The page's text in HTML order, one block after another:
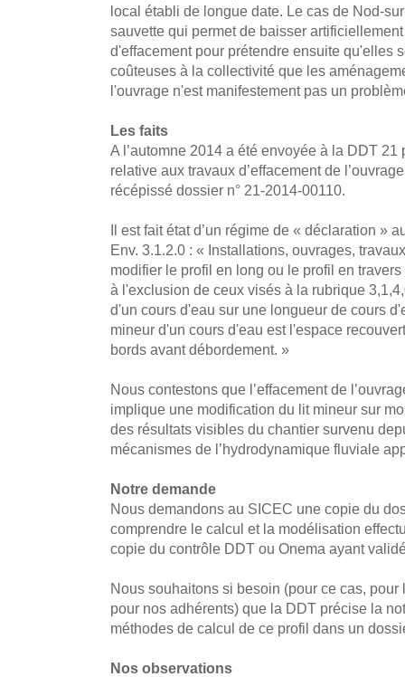
local établi de longue date. Le cas de Nod-
sauvette qui permet de baisser
d'effacement pour prétendre ensuite qu'elles
coûteuses à la collectivité que les
l'ouvrage n'est manifestement pas un
Les faits
A l’automne 2014 a été envoyée à la DDT
relative aux travaux d’effacement de
récépissé dossier n° 21-2014-00110.
Il est fait état d’un régime de « déclaration »
Env. 3.1.2.0 : « Installations, ouvrages,
modifier le profil en long ou le profil en
à l'exclusion de ceux visés à la rubrique
d'un cours d'eau sur une longueur de cours
mineur d'un cours d'eau est l'espace
bords avant débordement. »
Nous contestons que l’effacement de
implique une modification du lit mineur sur
des résultats visibles du chantier survenu
mécanismes de l’hydrodynamique fluviale
Notre demande
Nous demandons au SICEC une copie du
comprendre le calcul et la modélisation
copie du contrôle DDT ou Onema ayant
Nous souhaitons si besoin (pour ce cas,
pour nos adhérents) que la DDT précise la
méthodes de calcul de ce profil dans un
Nos observations